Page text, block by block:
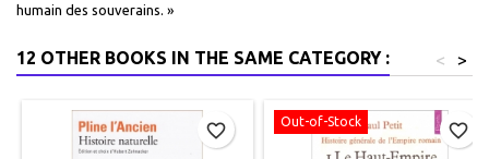
humain des souverains. »
12 OTHER BOOKS IN THE SAME CATEGORY : >
<
favorite_border Out-of-Stock favorite_border